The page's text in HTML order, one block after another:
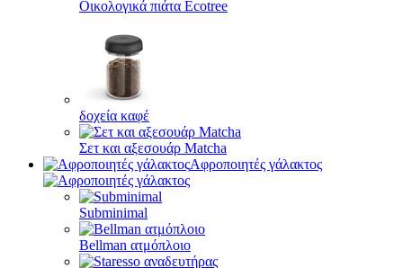
Οικολογικά πιάτα Ecotree
δοχεία καφέ
Σετ και αξεσουάρ Matcha
Αφροποιητές γάλακτος
Subminimal
Bellman ατμόπλοιο